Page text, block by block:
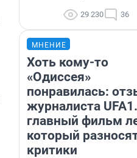
29 230 36
МНЕНИЕ
Хоть кому-то
«Одиссея»
понравилась:
журналиста
главный фильм
который
критики